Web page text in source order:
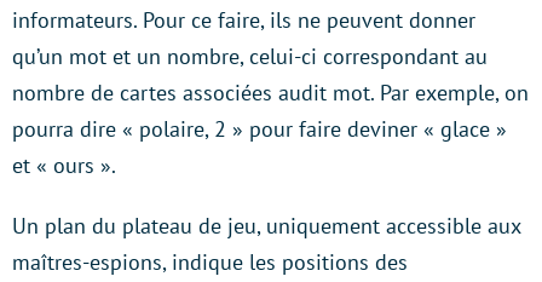
informateurs. Pour ce faire, ils ne peuvent donner
qu’un mot et un nombre, celui-ci correspondant au
nombre de cartes associées audit mot. Par exemple, on
pourra dire « polaire, 2 » pour faire deviner « glace »
et « ours ».
Un plan du plateau de jeu, uniquement accessible aux
maîtres-espions, indique les positions des